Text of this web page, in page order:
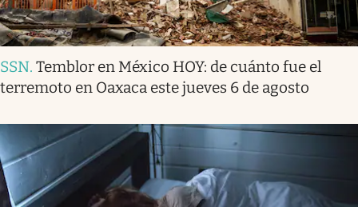
SSN. Temblor en México HOY: de cuánto fue el
terremoto en Oaxaca este jueves 6 de agosto